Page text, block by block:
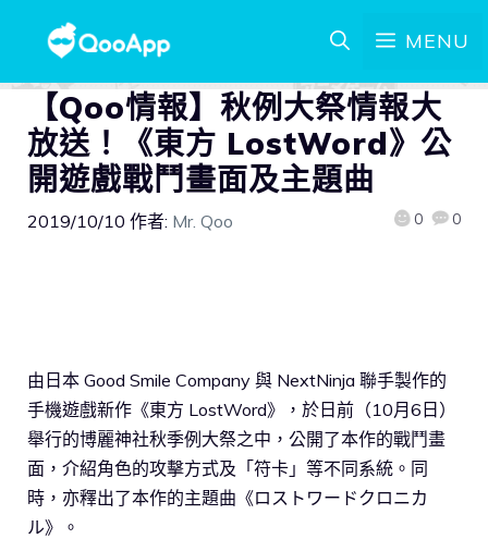
MENU
【Qoo情報】秋例大祭情報大
放送！《東方 LostWord》公
開遊戲戰鬥畫面及主題曲
2019/10/10 作者: Mr. Qoo 0 0
由日本 Good Smile Company 與 NextNinja 聯手製作的
手機遊戲新作《東方 LostWord》，於日前（10月6日）
舉行的博麗神社秋季例大祭之中，公開了本作的戰鬥畫
面，介紹角色的攻擊方式及「符卡」等不同系統。同
時，亦釋出了本作的主題曲《ロストワードクロニカ
ル》。